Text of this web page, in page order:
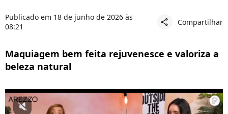
Publicado em 18 de junho de 2026 às
08:21
share Compartilhar
Maquiagem bem feita rejuvenesce e valoriza a
beleza natural